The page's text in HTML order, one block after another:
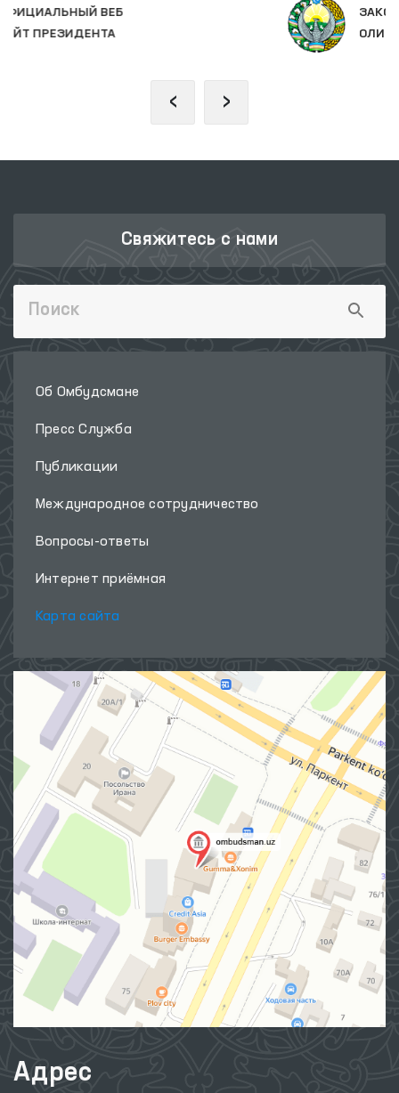
ЗАКОНОДАТЕЛЬНАЯ ПАЛАТА
‹ ›
Свяжитесь с нами
Об Омбудсмане
Пресс Служба
Публикации
Международное сотрудничество
Вопросы-ответы
Интернет приёмная
Карта сайта
Адрес